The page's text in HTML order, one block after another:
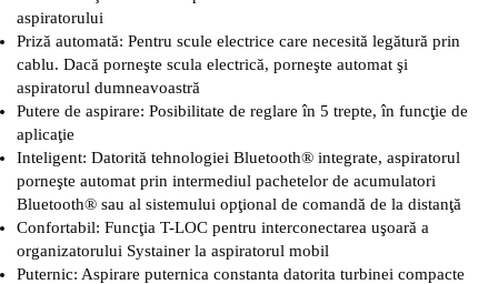
aspiratorului
Priză automată: Pentru scule electrice care necesită legătură prin
cablu. Dacă porneşte scula electrică, porneşte automat şi
aspiratorul dumneavoastră
Putere de aspirare: Posibilitate de reglare în 5 trepte, în funcţie de
aplicaţie
Inteligent: Datorită tehnologiei Bluetooth® integrate, aspiratorul
porneşte automat prin intermediul pachetelor de acumulatori
Bluetooth® sau al sistemului opţional de comandă de la distanţă
Confortabil: Funcţia T-LOC pentru interconectarea uşoară a
organizatorului Systainer la aspiratorul mobil
Puternic: Aspirare puternica constanta datorita turbinei compacte